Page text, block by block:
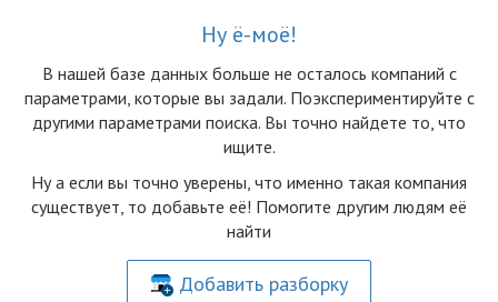
Ну ё-моё!
В нашей базе данных больше не осталоcь компаний с
параметрами, которые вы задали. Поэкспериментируйте с
другими параметрами поиска. Вы точно найдете то, что
ищите.
Ну а если вы точно уверены, что именно такая компания
существует, то добавьте её! Помогите другим людям её
найти
Добавить разборку